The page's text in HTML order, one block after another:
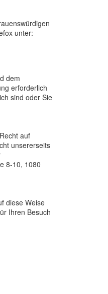
unter:
dem
erforderlich
sind oder Sie
auf
unsererseits
8-10, 1080
diese Weise
Ihren Besuch